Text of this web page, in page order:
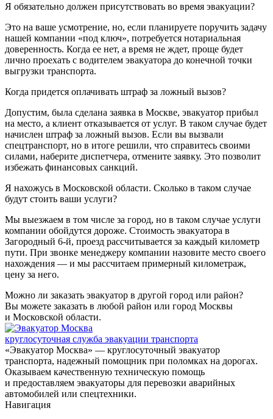
Я обязательно должен присутствовать во время эвакуации?
Это на ваше усмотрение, но, если планируете поручить задачу
нашей компании «под ключ», потребуется нотариальная
доверенность. Когда ее нет, а время не ждет, проще будет
лично проехать с водителем эвакуатора до конечной точки
выгрузки транспорта.
Когда придется оплачивать штраф за ложный вызов?
Допустим, была сделана заявка в Москве, эвакуатор прибыл
на место, а клиент отказывается от услуг. В таком случае будет
начислен штраф за ложный вызов. Если вы вызвали
спецтранспорт, но в итоге решили, что справитесь своими
силами, наберите диспетчера, отмените заявку. Это позволит
избежать финансовых санкций.
Я нахожусь в Московской области. Сколько в таком случае
будут стоить ваши услуги?
Мы выезжаем в том числе за город, но в таком случае услуги
компании обойдутся дороже. Стоимость эвакуатора в
Загородный 6-й, проезд рассчитывается за каждый километр
пути. При звонке менеджеру компании назовите место своего
нахождения — и мы рассчитаем примерный километраж,
цену за него.
Можно ли заказать эвакуатор в другой город или район?
Вы можете заказать в любой район или город Москвы
и Московской области.
круглосуточная служба эвакуации транспорта
«Эвакуатор Москва» — круглосуточный эвакуатор
транспорта, надежный помощник при поломках на дорогах.
Оказываем качественную техническую помощь
и предоставляем эвакуаторы для перевозки аварийных
автомобилей или спецтехники.
Навигация